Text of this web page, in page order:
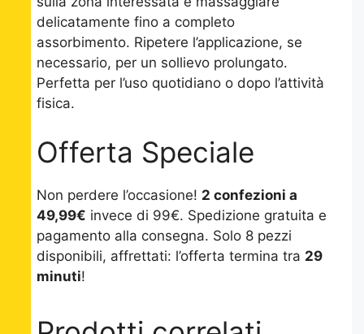
delicatamente fino a completo
assorbimento. Ripetere l’applicazione, se
necessario, per un sollievo prolungato.
Perfetta per l’uso quotidiano o dopo l’attività
fisica.
Offerta Speciale
Non perdere l’occasione! 2 confezioni a
49,99€ invece di 99€. Spedizione gratuita e
pagamento alla consegna. Solo 8 pezzi
disponibili, affrettati: l’offerta termina tra 29
minuti!